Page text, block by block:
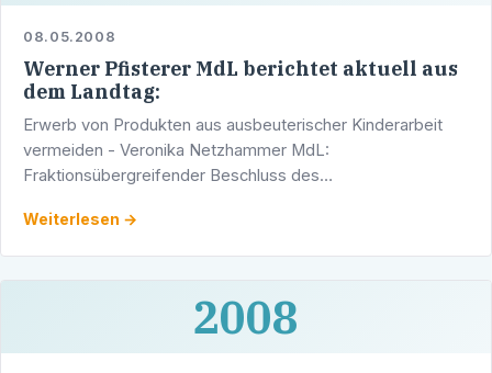
08.05.2008
Werner Pfisterer MdL berichtet aktuell aus
dem Landtag:
Erwerb von Produkten aus ausbeuterischer Kinderarbeit
vermeiden - Veronika Netzhammer MdL:
Fraktionsübergreifender Beschluss des
die Landesregierung darauf achten, …
Weiterlesen →
2008